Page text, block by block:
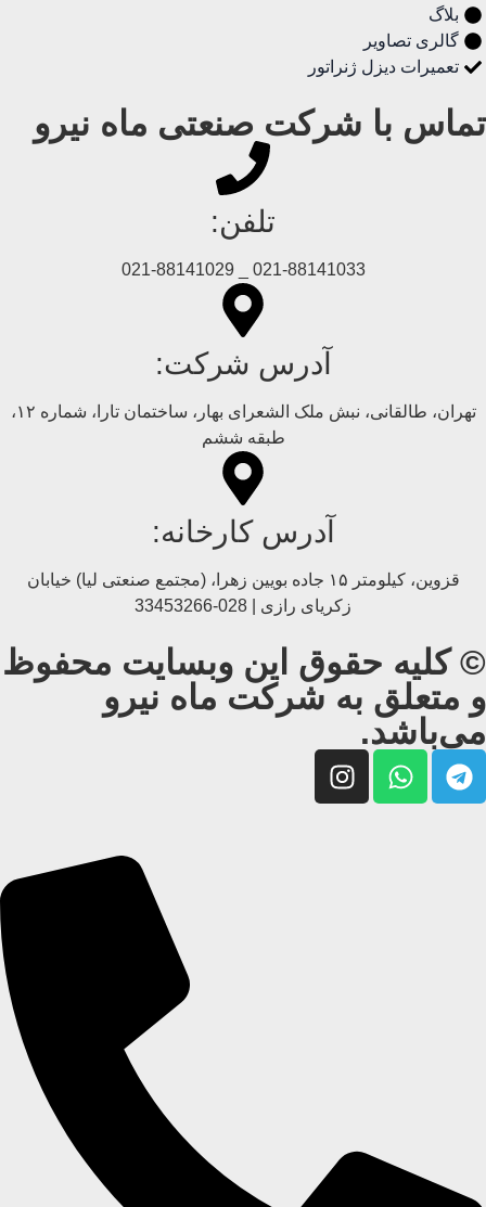
بلاگ
گالری تصاویر
تعمیرات دیزل ژنراتور
تماس با شرکت صنعتی ماه نیرو
تلفن:
021-88141033 _ 021-88141029
آدرس شرکت:
تهران، طالقانی، نبش ملک الشعرای بهار، ساختمان تارا، شماره ۱۲،
طبقه ششم
آدرس کارخانه:
قزوین، کیلومتر ۱۵ جاده بويین زهرا، (مجتمع صنعتی لیا) خیابان
زکریای رازی | 028-33453266
© کلیه حقوق این وبسایت محفوظ
و متعلق به شرکت ماه نیرو
می‌باشد.